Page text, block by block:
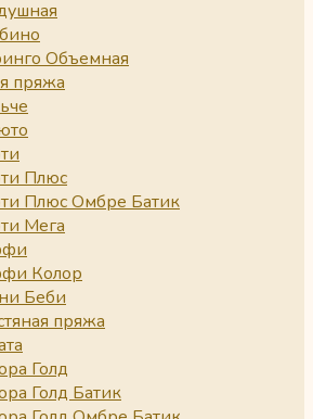
Объемная
пряжа
Плюс
Плюс Омбре Батик
Мега
Колор
Беби
пряжа
Голд
Голд Батик